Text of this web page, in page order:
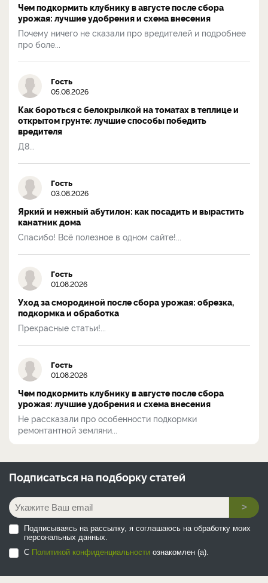
Чем подкормить клубнику в августе после сбора
урожая: лучшие удобрения и схема внесения
Почему ничего не сказали про вредителей и подробнее
про боле...
Гость
05.08.2026
Как бороться с белокрылкой на томатах в теплице и
открытом грунте: лучшие способы победить
вредителя
Д8...
Гость
03.08.2026
Яркий и нежный абутилон: как посадить и вырастить
канатник дома
Спасибо! Всё полезное в одном сайте!...
Гость
01.08.2026
Уход за смородиной после сбора урожая: обрезка,
подкормка и обработка
Прекрасные статьи!...
Гость
01.08.2026
Чем подкормить клубнику в августе после сбора
урожая: лучшие удобрения и схема внесения
Не рассказали про особенности подкормки
ремонтантной земляни...
Подписаться на подборку статей
>
Подписываясь на рассылку, я соглашаюсь на обработку моих
персональных данных.
С Политикой конфиденциальности ознакомлен (а).